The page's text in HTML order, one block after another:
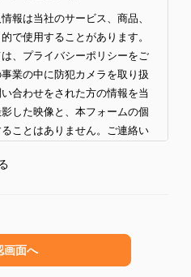
報は当社のサービス、商品、
で使用することがあります。
、プライバシーポリシーをご
業の中に防犯カメラを取り扱
合わせをされた方の情報を当
した映像と、本フォームの個
ことはありません。ご連絡い
つきましては